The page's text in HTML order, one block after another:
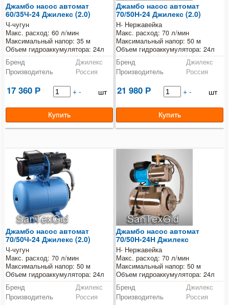
Джамбо насос автомат
60/35Ч-24 Джилекс (2.0)
Ч-чугун
Макс. расход: 60 л/мин
Максимальный напор: 35 м
Объем гидроаккумулятора: 24л
Бренд
Джилекс
Производитель
Россия
17 360 Р + - шт
Джамбо насос автомат
70/50Н-24 Джилекс (2.0)
Н- Нержавейка
Макс. расход: 70 л/мин
Максимальный напор: 50 м
Объем гидроаккумулятора: 24л
Бренд
Джилекс
Производитель
Россия
21 980 Р + - шт
Джамбо насос автомат
70/50Ч-24 Джилекс (2.0)
Ч-чугун
Макс. расход: 70 л/мин
Максимальный напор: 50 м
Объем гидроаккумулятора: 24л
Бренд
Джилекс
Производитель
Россия
Джамбо насос автомат
70/50Н-24Н Джилекс
Н- Нержавейка
Макс. расход: 70 л/мин
Максимальный напор: 50 м
Объем гидроаккумулятора: 24л
Бренд
Джилекс
Производитель
Россия